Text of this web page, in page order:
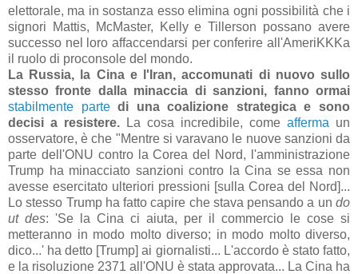
elettorale, ma in sostanza esso elimina ogni possibilità che i
signori Mattis, McMaster, Kelly e Tillerson possano avere
successo nel loro affaccendarsi per conferire all'AmeriKKKa
il ruolo di proconsole del mondo.
La Russia, la Cina e l'Iran, accomunati di nuovo sullo
stesso fronte dalla minaccia di sanzioni, fanno ormai
stabilmente parte di una coalizione strategica e sono
decisi a resistere. La cosa incredibile, come afferma un
osservatore, è che "Mentre si varavano le nuove sanzioni da
parte dell'ONU contro la Corea del Nord, l'amministrazione
Trump ha minacciato sanzioni contro la Cina se essa non
avesse esercitato ulteriori pressioni [sulla Corea del Nord]...
Lo stesso Trump ha fatto capire che stava pensando a un do
ut des: 'Se la Cina ci aiuta, per il commercio le cose si
metteranno in modo molto diverso; in modo molto diverso,
dico...' ha detto [Trump] ai giornalisti... L'accordo è stato fatto,
e la risoluzione 2371 all'ONU è stata approvata... La Cina ha